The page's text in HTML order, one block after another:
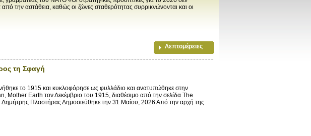
την αστάθεια, καθώς οι ζώνες σταθερότητας συρρικνώνονται και οι
Λεπτομέρειες
τη Σφαγή
το 1915 και κυκλοφόρησε ως φυλλάδιο και ανατυπώθηκε στην
Mother Earth τον Δεκέμβριο του 1915, διαθέσιμο από την σελίδα The
Πλαστήρας Δημοσιεύθηκε την 31 Μαΐου, 2026 Από την αρχή της